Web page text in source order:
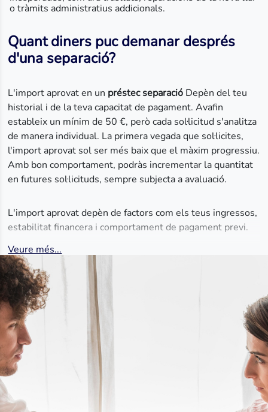
o tràmits administratius addicionals.
Quant diners puc demanar després
d'una separació?
L'import aprovat en un préstec separació Depèn del teu
historial i de la teva capacitat de pagament. Avafin
estableix un mínim de 50 €, però cada sol·licitud s'analitza
de manera individual. La primera vegada que sol·licites,
l'import aprovat sol ser més baix que el màxim progressiu.
Amb bon comportament, podràs incrementar la quantitat
en futures sol·licituds, sempre subjecta a avaluació.
L'import aprovat depèn de factors com els teus ingressos,
estabilitat financera i comportament de pagament previ.
Veure més...